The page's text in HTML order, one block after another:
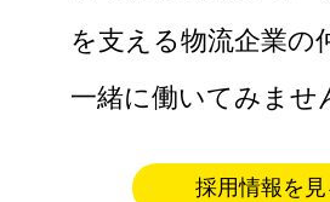
を支える物流企業の
一緒に働いてみませ
採用情報を見